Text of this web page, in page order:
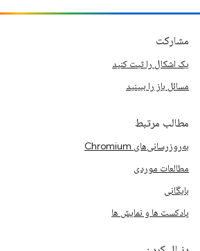
مشارکت
یک اشکال را ثبت کنید
مسائل باز را ببینید
مطالب مرتبط
به‌روزرسانی‌های Chromium
مطالعات موردی
بایگانی
پادکست ها و نمایش ها